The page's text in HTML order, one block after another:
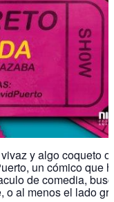
y algo coqueto
un cómico que
de comedia,
o al menos el lado